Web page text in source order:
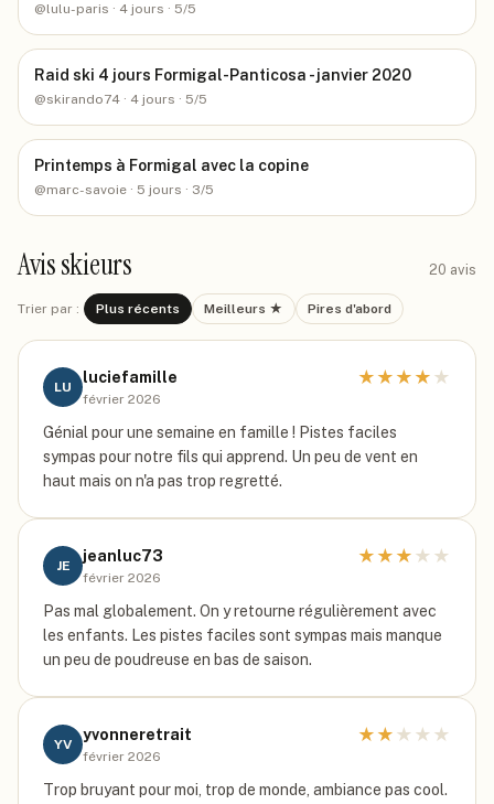
@lulu-paris · 4 jours · 5/5
Raid ski 4 jours Formigal-Panticosa - janvier 2020
@skirando74 · 4 jours · 5/5
Printemps à Formigal avec la copine
@marc-savoie · 5 jours · 3/5
Avis skieurs 20 avis
Trier par : Plus récents Meilleurs ★ Pires d'abord
LU
luciefamille
février 2026
★ ★ ★ ★ ★
Génial pour une semaine en famille ! Pistes faciles
sympas pour notre fils qui apprend. Un peu de vent en
haut mais on n'a pas trop regretté.
JE
jeanluc73
février 2026
★ ★ ★ ★ ★
Pas mal globalement. On y retourne régulièrement avec
les enfants. Les pistes faciles sont sympas mais manque
un peu de poudreuse en bas de saison.
YV
yvonneretrait
février 2026
★ ★ ★ ★ ★
Trop bruyant pour moi, trop de monde, ambiance pas cool.